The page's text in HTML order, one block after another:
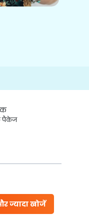
पैकेज
ज्यादा खोजें